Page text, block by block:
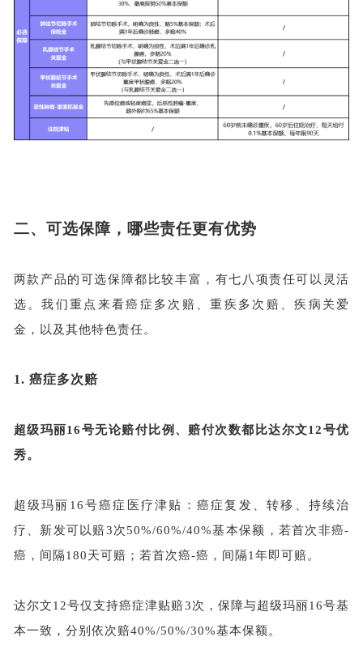
二、 可选保障，哪些责任更有优势
两款产品的可选保障都比较丰富，有七八项责任可以灵活
选。我们重点来看癌症多次赔、重疾多次赔、疾病关爱
金，以及其他特色责任。
1. 癌症多次赔
超级玛丽16号无论赔付比例、赔付次数都比达尔文12号优
秀。
超级玛丽 16号癌症医疗津贴：癌症复发、转移、持续治
疗、新发可以赔3次50%/60%/40%基本保额，若首次非癌-
癌，间隔180天可赔；若首次癌-癌，间隔1年即可赔。
达尔文12号仅支持癌症津贴赔3次，保障与超级玛丽16号基
本一致，分别依次赔40%/50%/30%基本保额。